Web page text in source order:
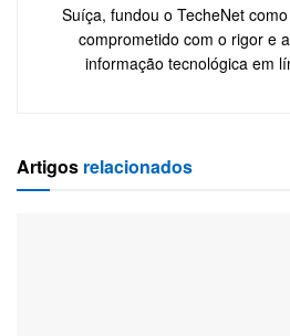
Suíça, fundou o TecheNet
comprometido com o rigor e
informação tecnológica em
Artigos relacionados